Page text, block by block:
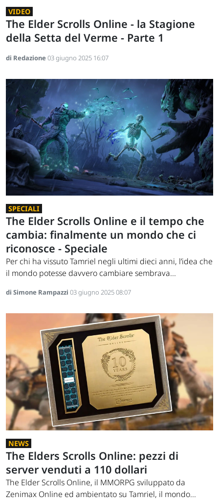
VIDEO
The Elder Scrolls Online - la Stagione
della Setta del Verme - Parte 1
di Redazione03 giugno 2025 16:07
SPECIALI
The Elder Scrolls Online e il tempo che
cambia: finalmente un mondo che ci
riconosce - Speciale
Per chi ha vissuto Tamriel negli ultimi dieci anni, l’idea che
il mondo potesse davvero cambiare sembrava...
di Simone Rampazzi 03 giugno 2025 08:07
NEWS
The Elders Scrolls Online: pezzi di
server venduti a 110 dollari
The Elder Scrolls Online, il MMORPG sviluppato da
Zenimax Online ed ambientato su Tamriel, il mondo...